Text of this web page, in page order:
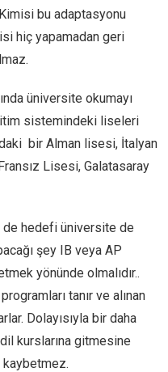
bu adaptasyonu
hiç yapamadan geri
üniversite okumayı
sistemindeki liseleri
bir Alman lisesi, İtalyan
Lisesi, Galatasaray
de hedefi üniversite de
şey IB veya AP
yönünde olmalıdır..
tanır ve alınan
Dolayısıyla bir daha
kurslarına gitmesine
kaybetmez.